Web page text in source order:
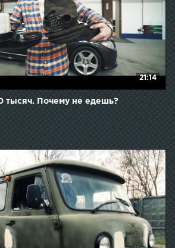
21:14
тысяч. Почему не едешь?